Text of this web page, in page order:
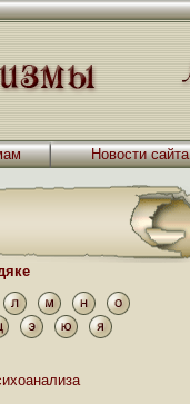
Новости сайта